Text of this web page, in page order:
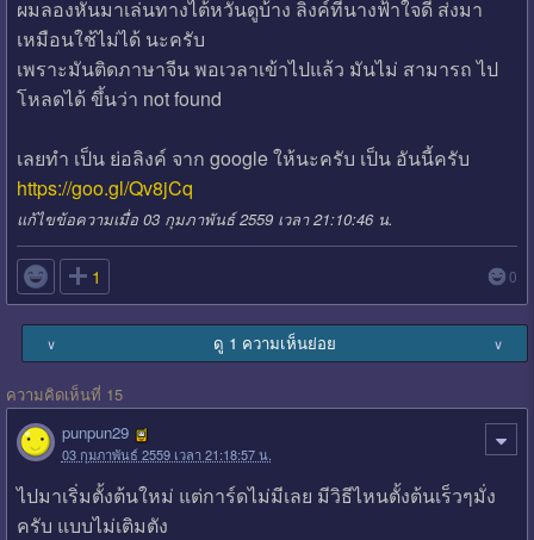
ผมลองหันมาเล่นทางไต้หวันดูบ้าง ลิงค์ที่นางฟ้าใจดี ส่งมา
เหมือนใช้ไม่ได้ นะครับ
เพราะมันติดภาษาจีน พอเวลาเข้าไปแล้ว มันไม่ สามารถ ไป
โหลดได้ ขึ้นว่า not found
เลยทำ เป็น ย่อลิงค์ จาก google ให้นะครับ เป็น อันนี้ครับ
https://goo.gl/Qv8jCq
แก้ไขข้อความเมื่อ 03 กุมภาพันธ์ 2559 เวลา 21:10:46 น.
 1 0
∨ ดู 1 ความเห็นย่อย ∨
ความคิดเห็นที่ 15
punpun29
03 กุมภาพันธ์ 2559 เวลา 21:18:57 น.
ไปมาเริ่มตั้งต้นใหม่ แต่การ์ดไม่มีเลย มีวิธีไหนตั้งต้นเร็วๆมั่ง
ครับ แบบไม่เติมตัง